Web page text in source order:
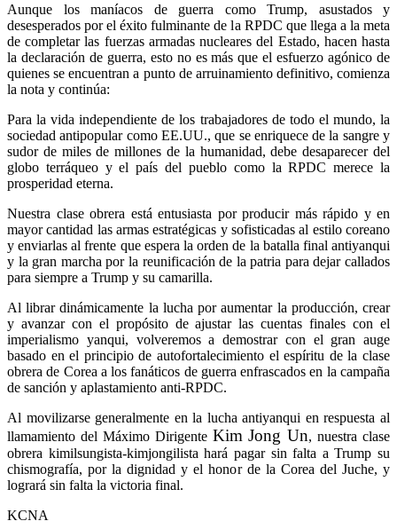
Aunque los maníacos de guerra como Trump, asustados y
desesperados por el éxito fulminante de la RPDC que llega a la meta
de completar las fuerzas armadas nucleares del Estado, hacen hasta
la declaración de guerra, esto no es más que el esfuerzo agónico de
quienes se encuentran a punto de arruinamiento definitivo, comienza
la nota y continúa:
Para la vida independiente de los trabajadores de todo el mundo, la
sociedad antipopular como EE.UU., que se enriquece de la sangre y
sudor de miles de millones de la humanidad, debe desaparecer del
globo terráqueo y el país del pueblo como la RPDC merece la
prosperidad eterna.
Nuestra clase obrera está entusiasta por producir más rápido y en
mayor cantidad las armas estratégicas y sofisticadas al estilo coreano
y enviarlas al frente que espera la orden de la batalla final antiyanqui
y la gran marcha por la reunificación de la patria para dejar callados
para siempre a Trump y su camarilla.
Al librar dinámicamente la lucha por aumentar la producción, crear
y avanzar con el propósito de ajustar las cuentas finales con el
imperialismo yanqui, volveremos a demostrar con el gran auge
basado en el principio de autofortalecimiento el espíritu de la clase
obrera de Corea a los fanáticos de guerra enfrascados en la campaña
de sanción y aplastamiento anti-RPDC.
Al movilizarse generalmente en la lucha antiyanqui en respuesta al
llamamiento del Máximo Dirigente Kim Jong Un, nuestra clase
obrera kimilsungista-kimjongilista hará pagar sin falta a Trump su
chismografía, por la dignidad y el honor de la Corea del Juche, y
logrará sin falta la victoria final.
KCNA